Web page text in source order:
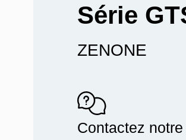
Série
ZENONE
Contactez